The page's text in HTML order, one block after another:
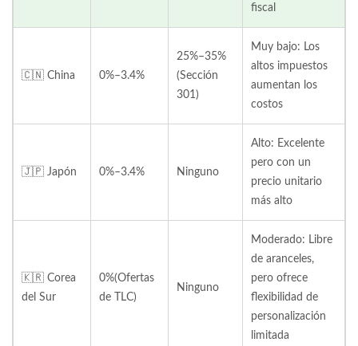
fiscal
🇨🇳 China 0%–3.4%
25%–35%
(Sección
301)
Muy bajo: Los
altos impuestos
aumentan los
costos
🇯🇵 Japón 0%–3.4% Ninguno
Alto: Excelente
pero con un
precio unitario
más alto
🇰🇷 Corea
del Sur
0%(Ofertas
de TLC)
Ninguno
Moderado: Libre
de aranceles,
pero ofrece
flexibilidad de
personalización
limitada